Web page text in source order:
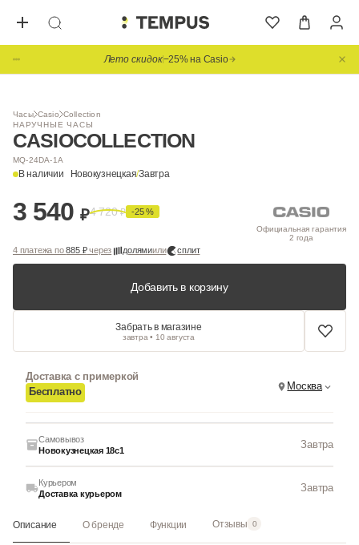
Лето скидок−25% на Casio
Часы Casio Collection
НАРУЧНЫЕ ЧАСЫ
CASIOCOLLECTION
MQ-24DA-1A
В наличии Новокузнецкая/Завтра
НОВИНКА
1/ 2
3 540 ₽4 720₽ -25 %
Официальная гарантия
2 года
4 платежа по885 ₽через долямиили сплит
Добавить в корзину
Забрать в магазине
завтра • 10 августа
Доставка с примеркой
Бесплатно
Москва
Самовывоз
Новокузнецкая 18с1
Завтра
Курьером
Доставка курьером
Завтра
Описание О бренде Функции Отзывы 0